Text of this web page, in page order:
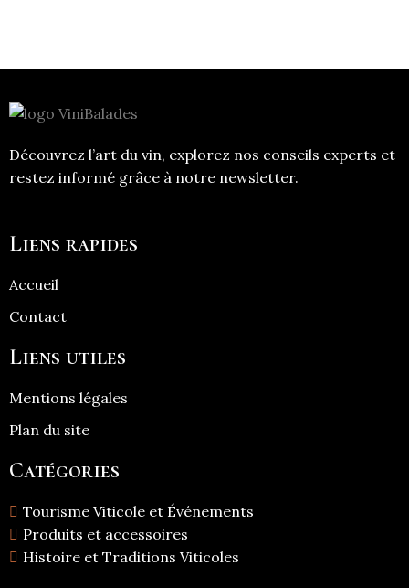
Découvrez l’art du vin, explorez nos conseils experts et
restez informé grâce à notre newsletter.
Liens rapides
Accueil
Contact
Liens utiles
Mentions légales
Plan du site
Catégories
Tourisme Viticole et Événements
Produits et accessoires
Histoire et Traditions Viticoles